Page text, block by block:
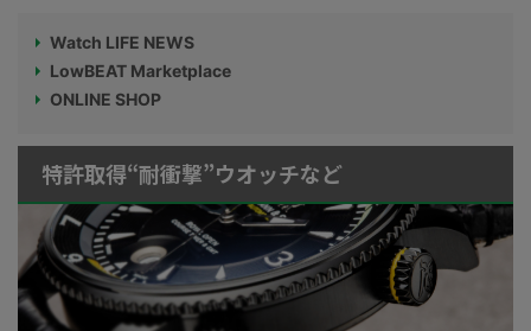
Watch LIFE NEWS
LowBEAT Marketplace
ONLINE SHOP
特許取得“耐衝撃”ウオッチなど